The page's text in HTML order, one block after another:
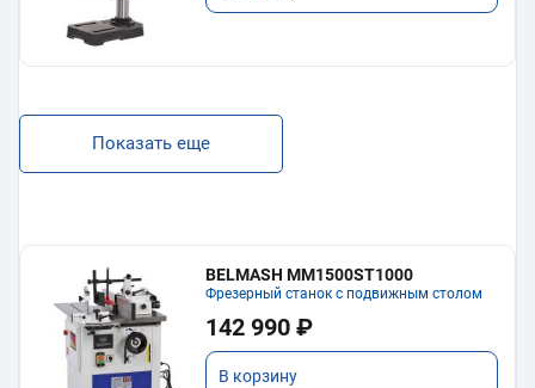
Показать еще
BELMASH MM1500ST1000
Фрезерный станок с подвижным столом
142 990 ₽
В корзину